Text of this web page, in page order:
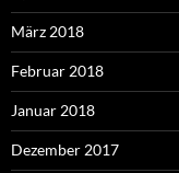
März 2018
Februar 2018
Januar 2018
Dezember 2017